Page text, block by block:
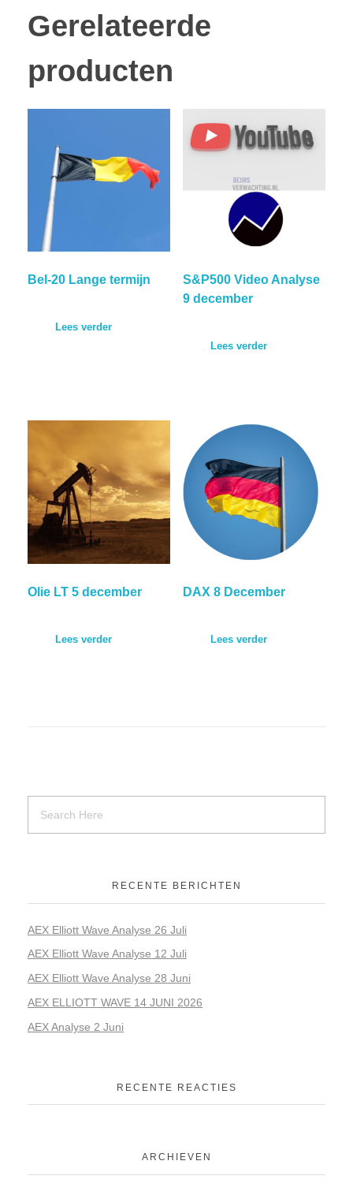
Gerelateerde
producten
Bel-20 Lange termijn
Lees verder
S&P500 Video Analyse
9 december
Lees verder
Olie LT 5 december
Lees verder
DAX 8 December
Lees verder
RECENTE BERICHTEN
AEX Elliott Wave Analyse 26 Juli
AEX Elliott Wave Analyse 12 Juli
AEX Elliott Wave Analyse 28 Juni
AEX ELLIOTT WAVE 14 JUNI 2026
AEX Analyse 2 Juni
RECENTE REACTIES
ARCHIEVEN